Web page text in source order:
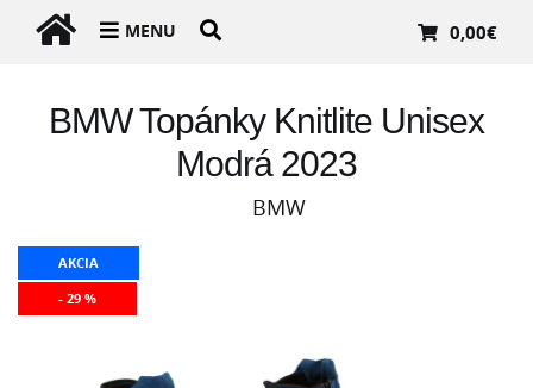
MENU 0,00€
BMW Topánky Knitlite Unisex
Modrá 2023
BMW
AKCIA
- 29 %